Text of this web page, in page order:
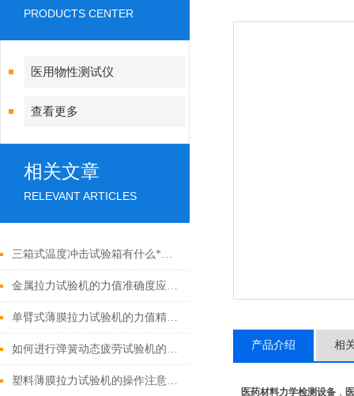
PRODUCTS CENTER
医用物性测试仪
查看更多
相关文章
RELEVANT ARTICLES
三箱式温度冲击试验箱有什么*之处
金属拉力试验机的力值准确度应如何校准？
单臂式薄膜拉力试验机的力值精度是如何校准的？
如何进行弹簧动态疲劳试验机的日常维护和保养？
塑料薄膜拉力试验机的操作注意事项
产品介绍 相
医药材料力学检测设备 ，